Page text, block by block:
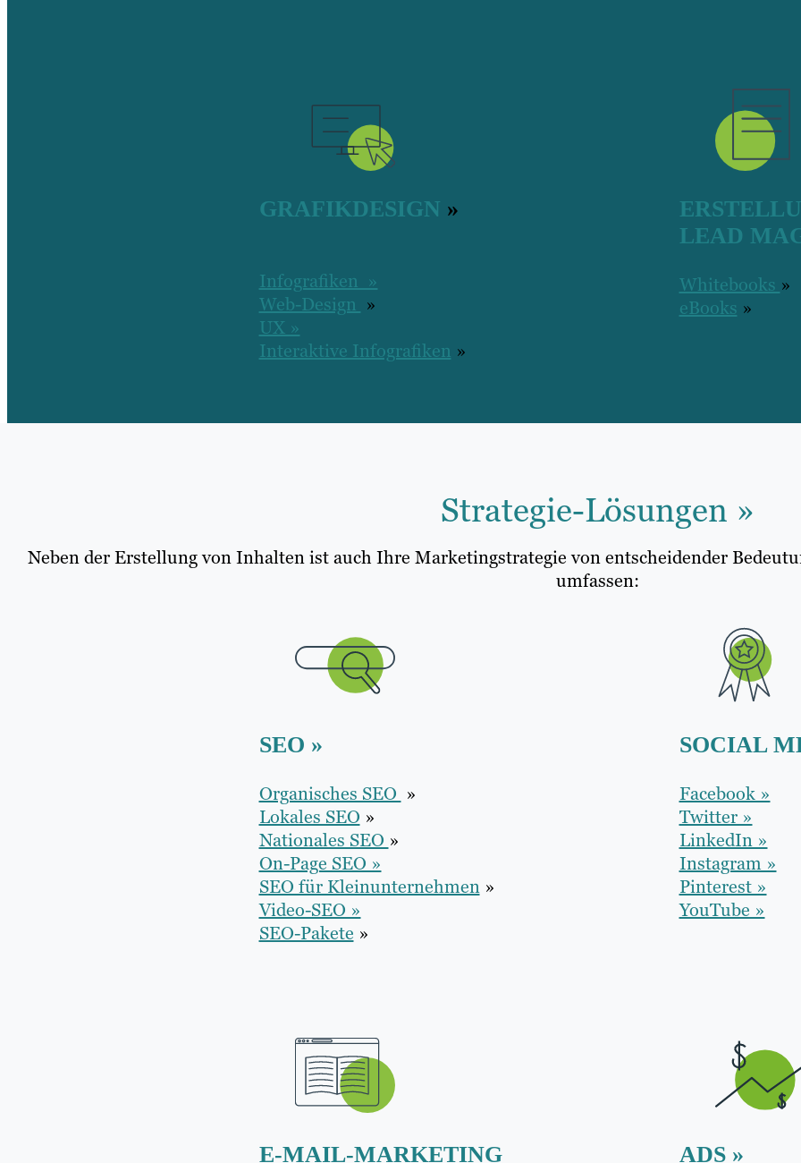
GRAFIKDESIGN »
Infografiken »
Web-Design »
UX »
Interaktive Infografiken »
LEAD
Whitebooks »
eBooks »
Strategie-Lösungen »
Neben der Erstellung von Inhalten ist auch Ihre Marketingstrategie von entscheidender
umfassen:
SEO »
Organisches SEO »
Lokales SEO »
Nationales SEO »
On-Page SEO »
SEO für Kleinunternehmen»
Video-SEO »
SEO-Pakete »
SOCIAL
Facebook »
Twitter »
LinkedIn »
Instagram »
Pinterest »
YouTube »
E-MAIL-MARKETING
ADS »